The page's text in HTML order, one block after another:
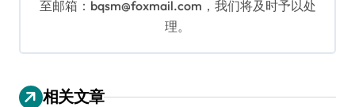
至邮箱：bqsm@foxmail.com，我们将及时予以处
理。
相关文章